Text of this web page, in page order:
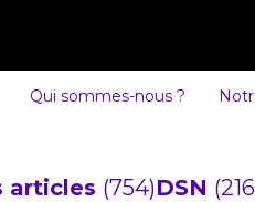
Qui sommes-nous ?
articles (754)DSN